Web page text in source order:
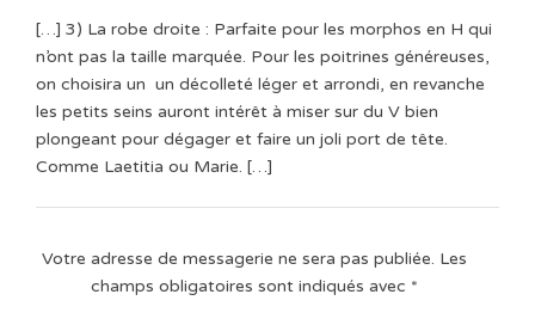
[…] 3) La robe droite : Parfaite pour les morphos en H qui
n’ont pas la taille marquée. Pour les poitrines généreuses,
on choisira un un décolleté léger et arrondi, en revanche
les petits seins auront intérêt à miser sur du V bien
plongeant pour dégager et faire un joli port de tête.
Comme Laetitia ou Marie. […]
Votre adresse de messagerie ne sera pas publiée. Les
champs obligatoires sont indiqués avec *